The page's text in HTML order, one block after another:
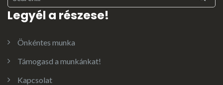
Legyél a részese!
Önkéntes munka
Támogasd a munkánkat!
Kapcsolat